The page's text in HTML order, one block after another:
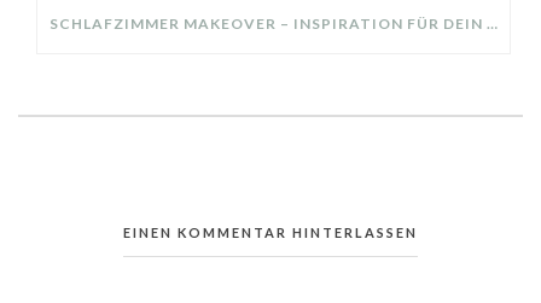
SCHLAFZIMMER MAKEOVER – INSPIRATION FÜR DEIN SCHLAFZIMMER: AUS ALT MACH NEU – HELL, GEMÜTLICH UND EINLADEND
EINEN KOMMENTAR HINTERLASSEN